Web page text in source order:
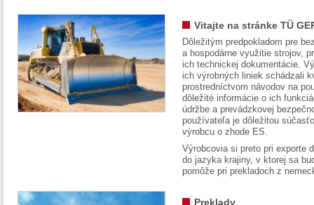
Vitajte na stránke TÜ
Dôležitým predpokladom pre
a hospodárne využitie strojov,
ich technickej dokumentácie.
ich výrobných liniek schádzali
prostredníctvom návodov na
dôležité informácie o ich
údržbe a prevádzkovej
používateľa je dôležitou
výrobcu o zhode ES.
Výrobcovia si preto pri exporte
do jazyka krajiny, v ktorej sa
pomôže pri prekladoch z
Preklady